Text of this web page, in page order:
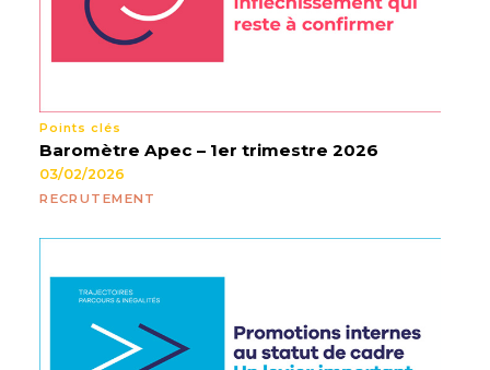
Points clés
Baromètre Apec – 1er trimestre 2026
03/02/2026
RECRUTEMENT